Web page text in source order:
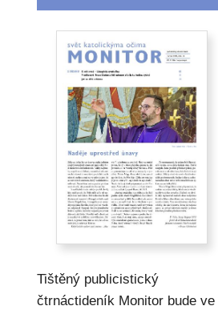
Tištěný publicistický
čtrnáctideník Monitor bude ve